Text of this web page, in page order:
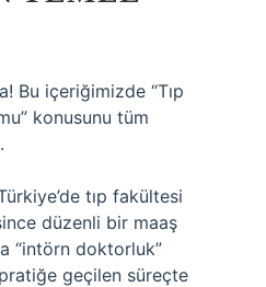
Bu içeriğimizde “Tıp
konusunu tüm
tıp fakültesi
düzenli bir maaş
“intörn doktorluk”
geçilen süreçte